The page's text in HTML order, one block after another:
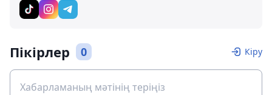
Пікірлер 0 Кіру